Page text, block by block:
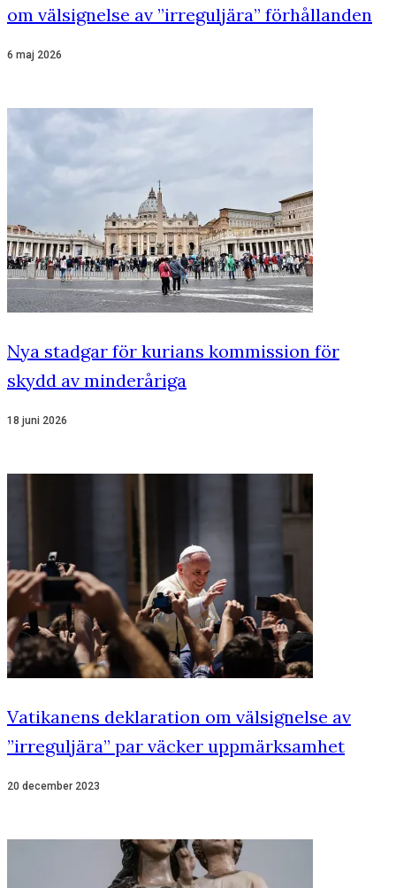
om välsignelse av ”irreguljära” förhållanden
6 maj 2026
Nya stadgar för kurians kommission för
skydd av minderåriga
18 juni 2026
Vatikanens deklaration om välsignelse av
”irreguljära” par väcker uppmärksamhet
20 december 2023